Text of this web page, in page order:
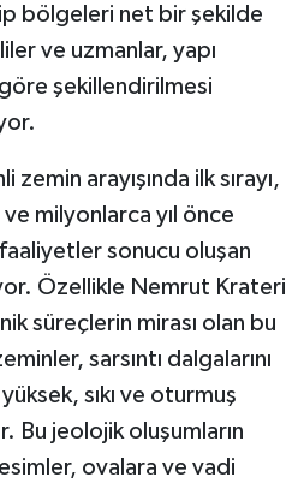
bölgeleri net bir şekilde
ve uzmanlar, yapı
şekillendirilmesi
arayışında ilk sırayı,
milyonlarca yıl önce
sonucu oluşan
Özellikle Nemrut Krateri
süreçlerin mirası olan bu
sarsıntı dalgalarını
sıkı ve oturmuş
Bu jeolojik oluşumların
ovalara ve vadi